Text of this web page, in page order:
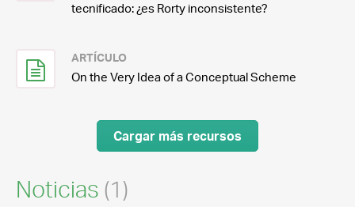
tecnificado: ¿es Rorty inconsistente?
ARTÍCULO
On the Very Idea of a Conceptual Scheme
Cargar más recursos
Noticias (1)